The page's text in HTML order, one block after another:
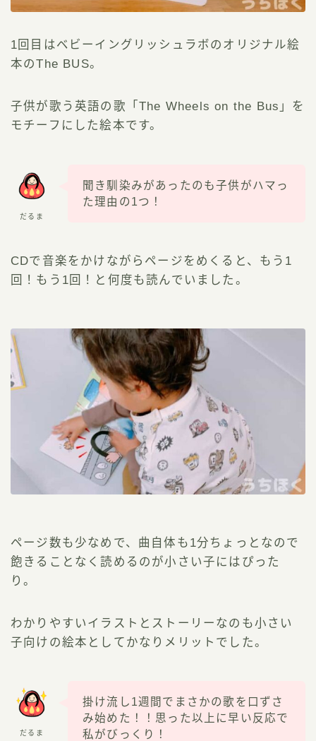
1回目はベビーイングリッシュラボのオリジナル絵
本のThe BUS。
子供が歌う英語の歌「The Wheels on the Bus」を
モチーフにした絵本です。
だるま
聞き馴染みがあったのも子供がハマっ
た理由の1つ！
CDで音楽をかけながらページをめくると、もう1
回！もう1回！と何度も読んでいました。
ページ数も少なめで、曲自体も1分ちょっとなので
飽きることなく読めるのが小さい子にはぴった
り。
わかりやすいイラストとストーリーなのも小さい
子向けの絵本としてかなりメリットでした。
だるま
掛け流し1週間でまさかの歌を口ずさ
み始めた！！思った以上に早い反応で
私がびっくり！